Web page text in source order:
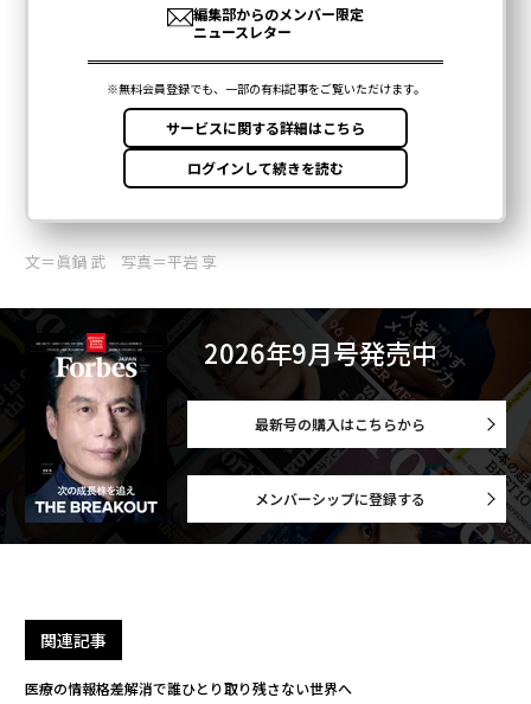
文＝眞鍋 武 写真＝平岩 享
2026年9月号発売中
最新号の購入はこちらから
メンバーシップに登録する
関連記事
医療の情報格差解消で誰ひとり取り残さない世界へ